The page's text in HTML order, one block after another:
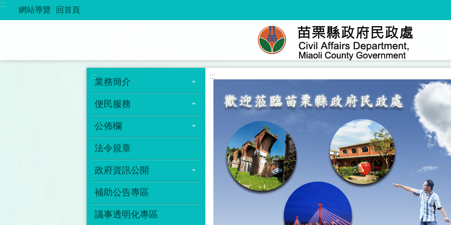
跳到主要內容區塊
:::
網站導覽 回首頁
:::
業務簡介
便民服務
公佈欄
法令規章
政府資訊公開
補助公告專區
議事透明化專區
:::